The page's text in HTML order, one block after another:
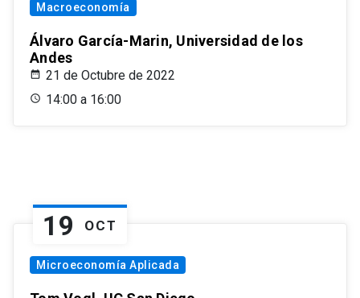
Macroeconomía
Álvaro García-Marin, Universidad de los
Andes
21 de Octubre de 2022
14:00 a 16:00
19 OCT
Microeconomía Aplicada